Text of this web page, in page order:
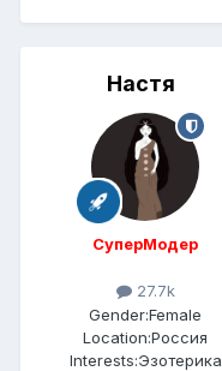
Настя
СуперМодер
27.7k
Gender:Female
Location:Россия
Interests:Эзотерика